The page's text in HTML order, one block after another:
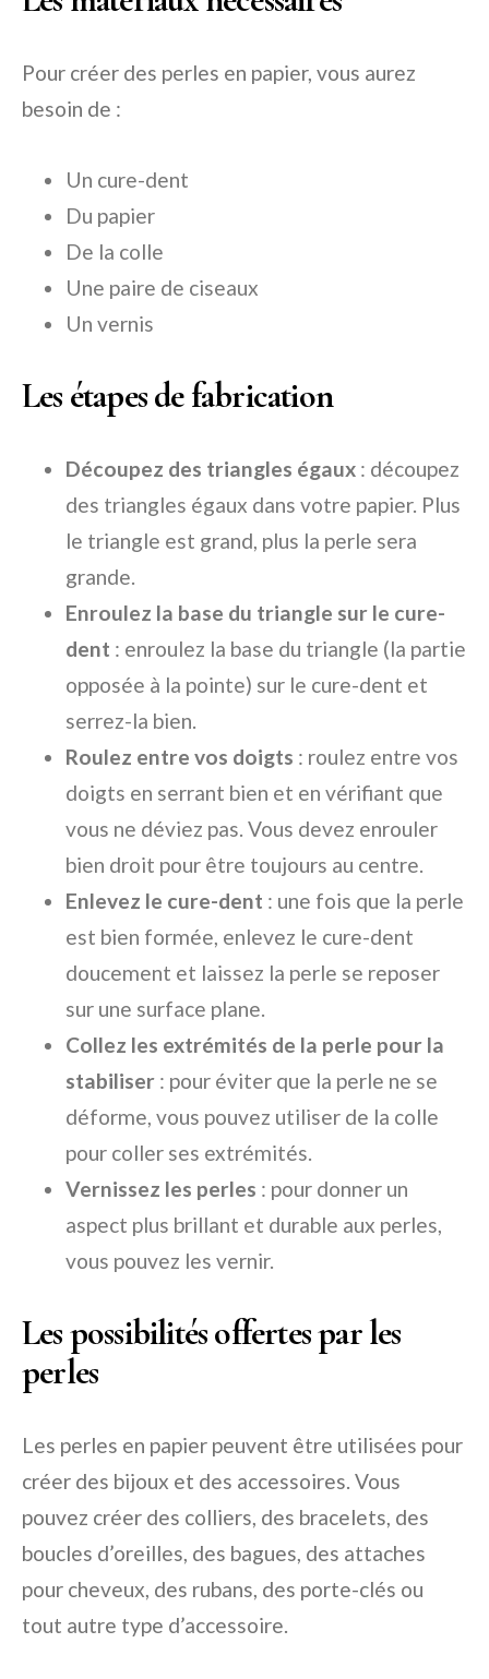
Pour créer des perles en papier, vous aurez
besoin de :
Un cure-dent
Du papier
De la colle
Une paire de ciseaux
Un vernis
Les étapes de fabrication
Découpez des triangles égaux : découpez
des triangles égaux dans votre papier. Plus
le triangle est grand, plus la perle sera
grande.
Enroulez la base du triangle sur le cure-
dent : enroulez la base du triangle (la partie
opposée à la pointe) sur le cure-dent et
serrez-la bien.
Roulez entre vos doigts : roulez entre vos
doigts en serrant bien et en vérifiant que
vous ne déviez pas. Vous devez enrouler
bien droit pour être toujours au centre.
Enlevez le cure-dent : une fois que la perle
est bien formée, enlevez le cure-dent
doucement et laissez la perle se reposer
sur une surface plane.
Collez les extrémités de la perle pour la
stabiliser : pour éviter que la perle ne se
déforme, vous pouvez utiliser de la colle
pour coller ses extrémités.
Vernissez les perles : pour donner un
aspect plus brillant et durable aux perles,
vous pouvez les vernir.
Les possibilités offertes par les
perles
Les perles en papier peuvent être utilisées pour
créer des bijoux et des accessoires. Vous
pouvez créer des colliers, des bracelets, des
boucles d’oreilles, des bagues, des attaches
pour cheveux, des rubans, des porte-clés ou
tout autre type d’accessoire.